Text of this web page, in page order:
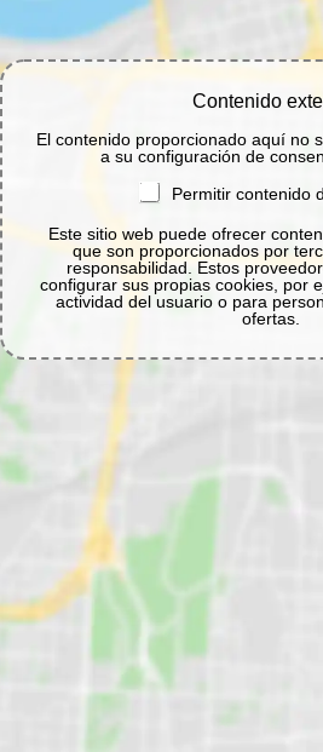
Contenido
El contenido proporcionado aquí no
a su configuración de
Permitir contenido
Este sitio web puede ofrecer
que son proporcionados por
responsabilidad. Estos
configurar sus propias cookies, por
actividad del usuario o para
ofertas.